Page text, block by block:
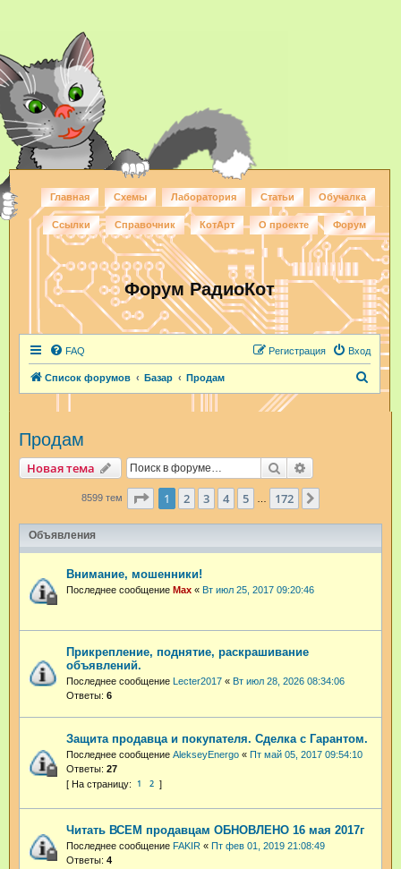
Главная Схемы Лаборатория Статьи Обучалка
Ссылки Справочник КотАрт О проекте Форум
Форум РадиоКот
FAQ Вход
Регистрация
Список форумов Базар Продам
Продам
Новая тема Поиск
8599 тем Страница из 172
1 2 3 4 5 172
Объявления
Внимание, мошенники!
Последнее сообщение Max « Вт июл 25, 2017 09:20:46
Прикрепление, поднятие, раскрашивание
объявлений.
Последнее сообщение Lecter2017 « Вт июл 28, 2026 08:34:06
Ответы: 6
Защита продавца и покупателя. Сделка с Гарантом.
Последнее сообщение AlekseyEnergo « Пт май 05, 2017 09:54:10
Ответы: 27
1 2
Читать ВСЕМ продавцам ОБНОВЛЕНО 16 мая 2017г
Последнее сообщение FAKIR « Пт фев 01, 2019 21:08:49
Ответы: 4